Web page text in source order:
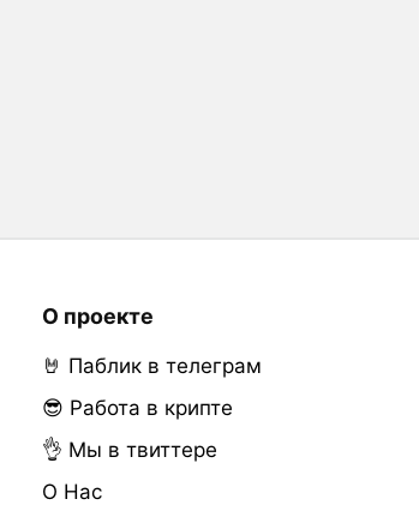
О проекте
🤘 Паблик в телеграм
😎 Работа в крипте
👌 Мы в твиттере
О Нас